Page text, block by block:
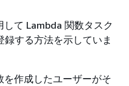
して Lambda 関数タスク
する方法を示していま
作成したユーザーがそ